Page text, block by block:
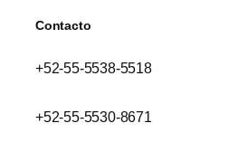
Contacto
+52-55-5538-5518
+52-55-5530-8671